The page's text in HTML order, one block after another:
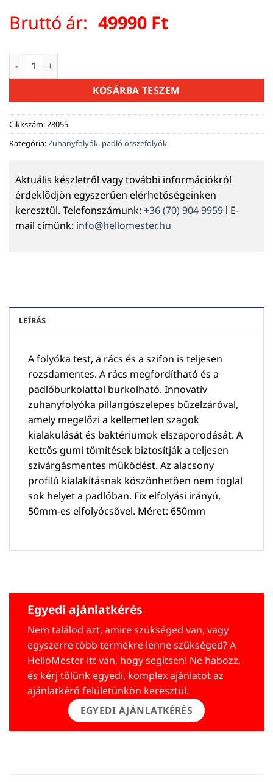
Bruttó ár: 49990 Ft
Zuhanyfolyóka BASIC 650mm mennyiség
KOSÁRBA TESZEM
Cikkszám:28055
Kategória:Zuhanyfolyók, padló összefolyók
Aktuális készletről vagy további információkról
érdeklődjön egyszerűen elérhetőségeinken
keresztül. Telefonszámunk: +36 (70) 904 9959 l E-
mail címünk: info@hellomester.hu
LEÍRÁS
A folyóka test, a rács és a szifon is teljesen
rozsdamentes. A rács megfordítható és a
padlóburkolattal burkolható. Innovatív
zuhanyfolyóka pillangószelepes bűzelzáróval,
amely megelőzi a kellemetlen szagok
kialakulását és baktériumok elszaporodását. A
kettős gumi tömítések biztosítják a teljesen
szivárgásmentes működést. Az alacsony
profilú kialakításnak köszönhetően nem foglal
sok helyet a padlóban. Fix elfolyási irányú,
50mm-es elfolyócsővel. Méret: 650mm
Egyedi ajánlatkérés
Nem találod azt, amire szükséged van, vagy
egyszerre több termékre lenne szükséged? A
HelloMester itt van, hogy segítsen! Ne habozz,
és kérj tőlünk egyedi, komplex ajánlatot az
ajánlatkérő felületünkön keresztül.
EGYEDI AJÁNLATKÉRÉS